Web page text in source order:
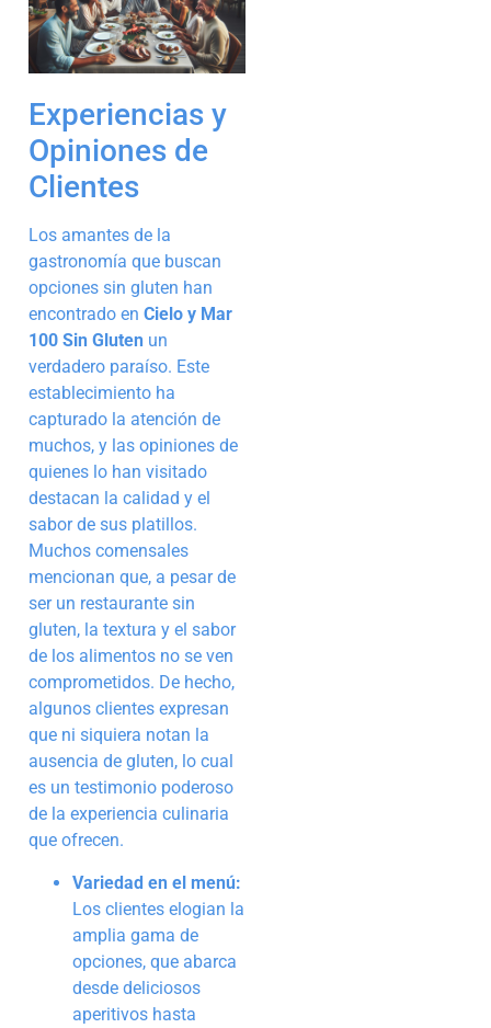
Experiencias y
Opiniones de
Clientes
Los amantes de la
gastronomía que buscan
opciones sin gluten han
encontrado en Cielo y Mar
100 Sin Gluten un
verdadero paraíso. Este
establecimiento ha
capturado la atención de
muchos, y las opiniones de
quienes lo han visitado
destacan la calidad y el
sabor de sus platillos.
Muchos comensales
mencionan que, a pesar de
ser un restaurante sin
gluten, la textura y el sabor
de los alimentos no se ven
comprometidos. De hecho,
algunos clientes expresan
que ni siquiera notan la
ausencia de gluten, lo cual
es un testimonio poderoso
de la experiencia culinaria
que ofrecen.
Variedad en el menú:
Los clientes elogian la
amplia gama de
opciones, que abarca
desde deliciosos
aperitivos hasta